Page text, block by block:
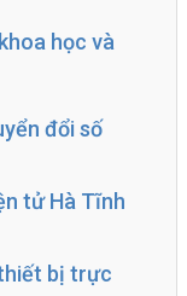
học và
đổi số
tử Hà Tĩnh
bị trực